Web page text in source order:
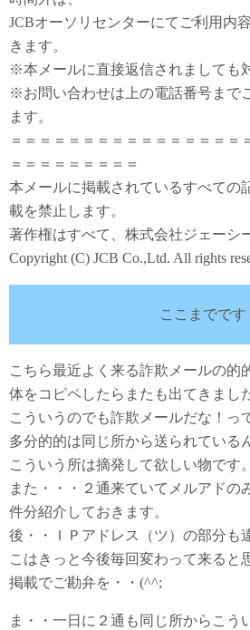
JCBオーソリセンターにてご利用内
きます。
※本メールに直接返信されましても
※お問い合わせは上の電話番号まで
ます。
＝＝＝＝＝＝＝＝＝＝＝＝＝＝＝＝
＝＝＝＝＝＝＝＝＝
本メールに掲載されているすべての
載を禁止します。
著作権はすべて、株式会社ジェーシ
Copyright (C) JCB Co.,Ltd. All rights
ここまでです
こちら最近よく来る詐欺メールの的
体をコピペしたらまたも出てきまし
こういうのでも詐欺メールだな！っ
多分的的は同じ所から送られている
こういう所は摘発して欲しい物です
また・・・２通来ていてメルアドの
件分紹介しておきます。
後・・ＩＰアドレス（ツ）の部分も
こはきっと今後毎回変わって来ると
掲載でご勘弁を・・(^^;
ま・・一日に２通も同じ所からこう